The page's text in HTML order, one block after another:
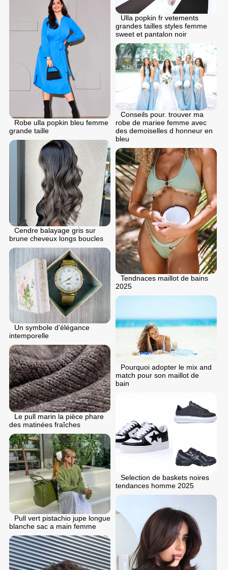
Ulla popkin fr vetements
grandes tailles styles femme
sweet et pantalon noir
Robe ulla popkin bleu femme
grande taille
Conseils pour. trouver ma
robe de mariee femme avec
des demoiselles d honneur en
bleu
Cendre balayage gris sur
brune cheveux longs boucles
Tendnaces maillot de bains
2025
Un symbole d’élégance
intemporelle
Pourquoi adopter le mix and
match pour son maillot de
bain
Le pull marin la pièce phare
des matinées fraîches
Selection de baskets noires
tendances homme 2025
Pull vert pistachio jupe longue
blanche sac a main femme